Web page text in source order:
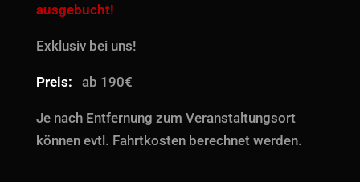
ausgebucht!
Exklusiv bei uns!
Preis: ab 190€
Je nach Entfernung zum Veranstaltungsort
können evtl. Fahrtkosten berechnet werden.